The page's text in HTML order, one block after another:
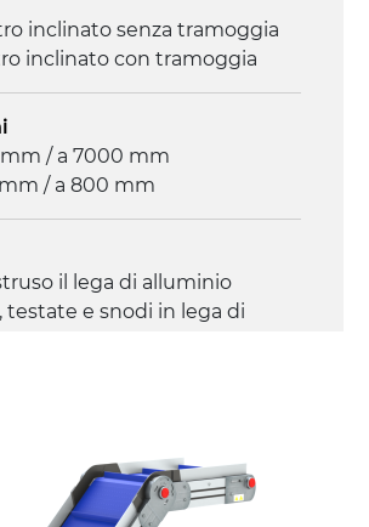
protezione termica motore
inclinato senza tramoggia
inclinato con tramoggia
/ a 7000 mm
/ a 800 mm
il lega di alluminio
testate e snodi in lega di